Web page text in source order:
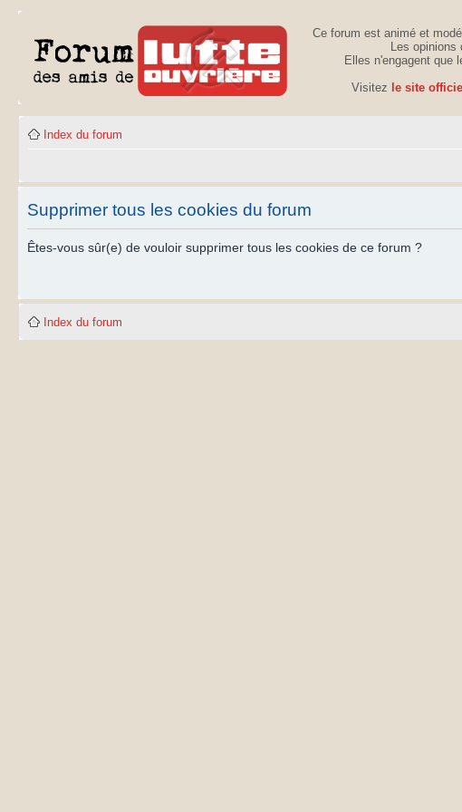
Ce forum est animé et
Les opinions
Elles n'engagent que
Visitez le site
Index du forum
Supprimer tous les cookies du forum
Êtes-vous sûr(e) de vouloir supprimer tous les cookies de ce forum ?
Index du forum